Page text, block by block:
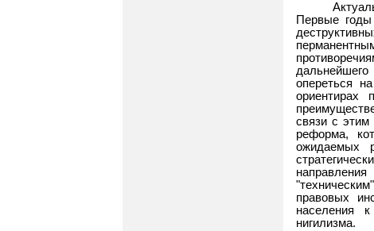
Первые годы
опереться
ориентирах
связи с этим
реформа,
ожидаемых
правовых
населения
нигилизма.